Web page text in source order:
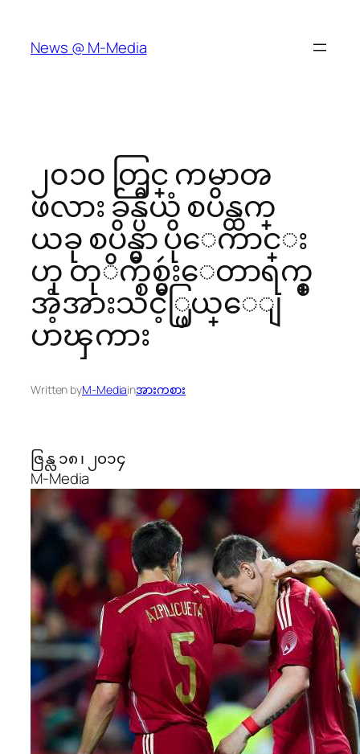
content
News @ M-Media
၂၀၁၀ တြင္ ကမာၻ
ဖလား ခ်န္ပီယံ စပိန္ထက္
ယခု စပိန္မွာ ပိုေကာင္း
ဟု တုိက္စစ္မွဴးေတာရက္စ္
အံ့အားသင့္ဖြယ္ေျ
ပာၾကား
Written byM-Mediainအားကစား
ဇြန္လ ၁၈ ၊ ၂၀၁၄
M-Media